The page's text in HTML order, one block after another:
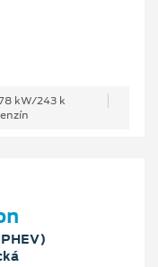
kW/243 k